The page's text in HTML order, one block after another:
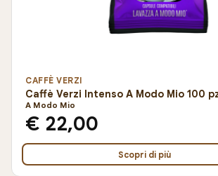
CAFFÈ VERZI
Caffè Verzi Intenso A Modo Mio 100
A Modo Mio
€ 22,00
Scopri di più